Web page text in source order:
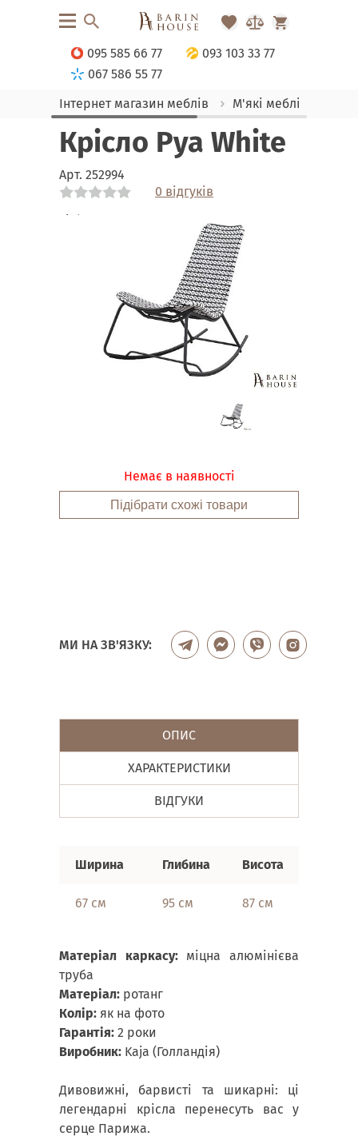
095 585 66 77
093 103 33 77
067 586 55 77
Інтернет магазин меблів
М'які меблі
Крісло Pya White
Арт. 252994
0 відгуків
Link
Немає в наявності
Підібрати схожі товари
МИ НА ЗВ'ЯЗКУ:
ОПИС
ХАРАКТЕРИСТИКИ
ВІДГУКИ
Ширина Глибина Висота
67 см 95 см 87 см
Матеріал каркасу:міцна алюмінієва
труба
Матеріал: ротанг
Колір: як на фото
Гарантія: 2 роки
Виробник: Kaja (Голландія)
Дивовижні, барвисті та шикарні: ці
легендарні крісла перенесуть вас у
серце Парижа.